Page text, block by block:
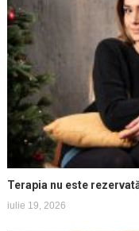
Terapia nu este
iulie 19, 2026